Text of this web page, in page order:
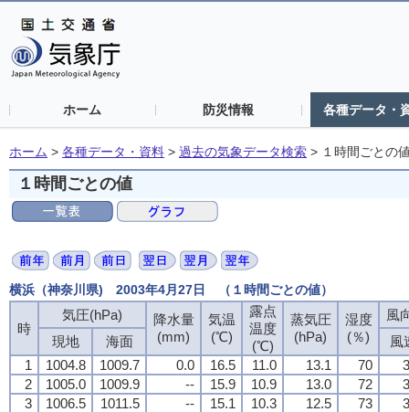
ホーム 防災情報 各種データ・
ホーム > 各種データ・資料 > 過去の気象データ検索 > １時間ごとの
１時間ごとの値
横浜（神奈川県) 2003年4月27日 （１時間ごとの値）
時
気圧(hPa)
降水量
(mm)
気温
(℃)
露点
温度
(℃)
蒸気圧
(hPa)
湿度
(％)
風
現地
海面
風
1
1004.8 1009.7 0.0 16.5 11.0 13.1 70
2
1005.0 1009.9 -- 15.9 10.9 13.0 72
3
1006.5 1011.5 -- 15.1 10.3 12.5 73